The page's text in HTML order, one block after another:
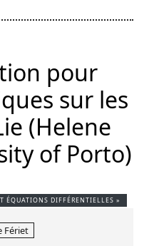
pour
sur les
(Helene
of Porto)
ÉQUATIONS DIFFÉRENTIELLES »
Fériet